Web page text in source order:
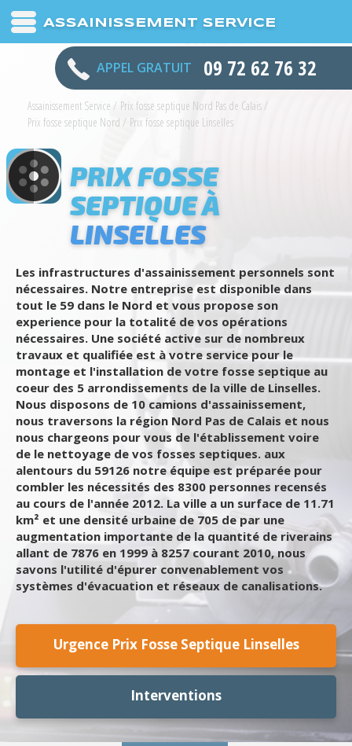
ASSAINISSEMENT SERVICE
APPEL GRATUIT 09 72 62 76 32
Assainissement Service / Prix fosse septique Nord Pas de Calais/
Prix fosse septique Nord / Prix fosse septique Linselles
PRIX FOSSE
SEPTIQUE À
LINSELLES
Les infrastructures d'assainissement personnels sont
nécessaires. Notre entreprise est disponible dans
tout le 59 dans le Nord et vous propose son
experience pour la totalité de vos opérations
nécessaires. Une société active sur de nombreux
travaux et qualifiée est à votre service pour le
montage et l'installation de votre fosse septique au
coeur des 5 arrondissements de la ville de Linselles.
Nous disposons de 10 camions d'assainissement,
nous traversons la région Nord Pas de Calais et nous
nous chargeons pour vous de l'établissement voire
de le nettoyage de vos fosses septiques. aux
alentours du 59126 notre équipe est préparée pour
combler les nécessités des 8300 personnes recensés
au cours de l'année 2012. La ville a un surface de 11.71
km² et une densité urbaine de 705 de par une
augmentation importante de la quantité de riverains
allant de 7876 en 1999 à 8257 courant 2010, nous
savons l'utilité d'épurer convenablement vos
systèmes d'évacuation et réseaux de canalisations.
Urgence Prix Fosse Septique Linselles
Interventions